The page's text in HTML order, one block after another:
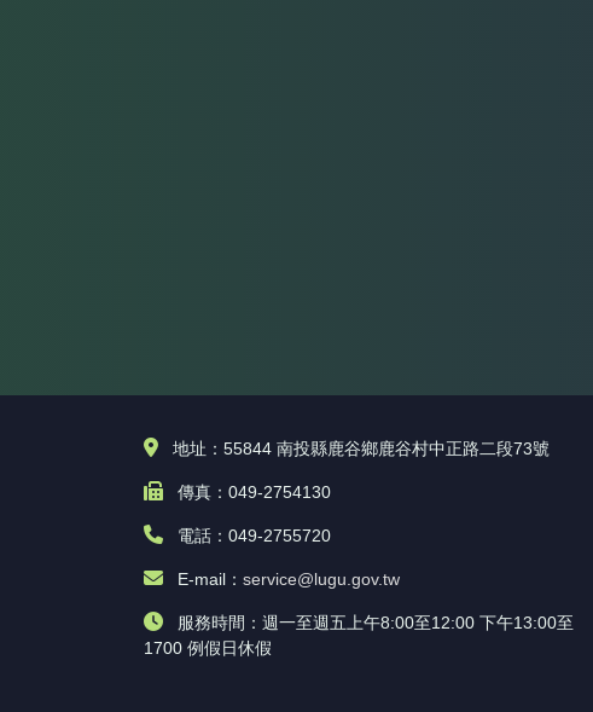
地址：55844 南投縣鹿谷鄉鹿谷村中正路二段73號
傳真：049-2754130
電話：049-2755720
E-mail： service@lugu.gov.tw
服務時間：週一至週五上午8:00至12:00 下午13:00至
1700 例假日休假